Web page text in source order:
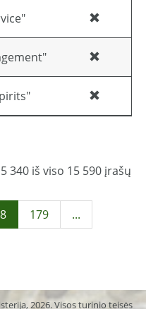
340 iš viso 15 590 įrašų
179
...
2026. Visos turinio teisės